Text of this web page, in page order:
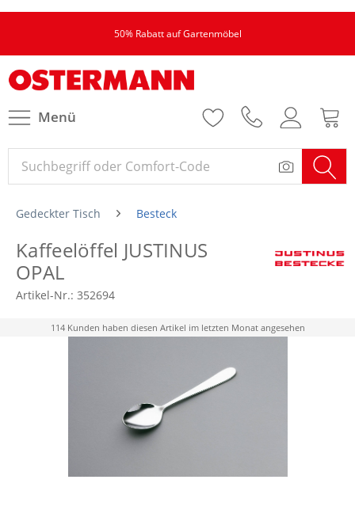
50% Rabatt auf Gartenmöbel
Menü
Gedeckter Tisch Besteck
Kaffeelöffel JUSTINUS
OPAL
Artikel-Nr.: 352694
114 Kunden haben diesen Artikel im letzten Monat angesehen